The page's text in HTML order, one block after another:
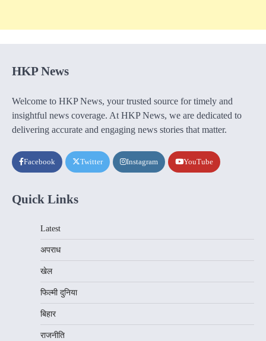
HKP News
Welcome to HKP News, your trusted source for timely and
insightful news coverage. At HKP News, we are dedicated to
delivering accurate and engaging news stories that matter.
Facebook Twitter Instagram YouTube
Quick Links
Latest
अपराध
खेल
फिल्मी दुनिया
बिहार
राजनीति